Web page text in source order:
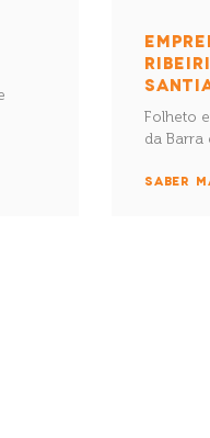
Folheto
da Barra
SABER